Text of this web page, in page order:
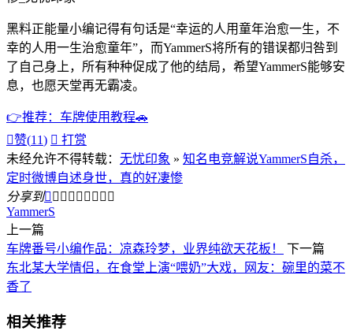
黑料正能量小编记得有句话是“幸运的人用童年治愈一生，不
幸的人用一生治愈童年”，而YammerS将所有的错误都归咎到
了自己身上，所有种种促成了他的结局，希望YammerS能够安
息，也愿天堂再无霸凌。
👉推荐：车牌使用教程🚗
赞(11)  打赏
未经允许不得转载： 无忧印象 » 知名电竞解说YammerS自杀，
定时微博自述身世，真的好凄惨
分享到        
YammerS
上一篇
车牌番号小编作品：凉森玲梦，业界纯欲天花板！
下一篇
东北某大学情侣，在食堂上演“喂奶”大戏，网友：碗里的菜不
香了
相关推荐